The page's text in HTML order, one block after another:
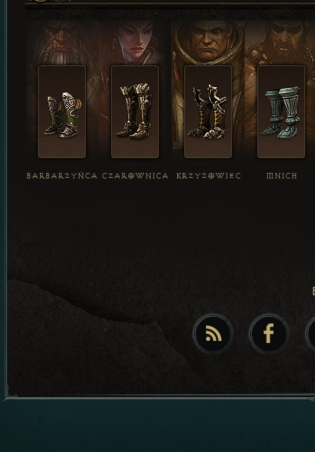
BARBARZYŃCA CZAROWNICA KRZYŻOWIEC MNICH